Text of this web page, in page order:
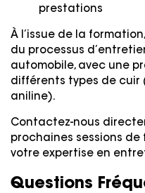
prestations
À l’issue de la
du processus
automobile, avec une
différents types de cuir
aniline).
Contactez-nous
prochaines sessions
votre expertise en
Questions